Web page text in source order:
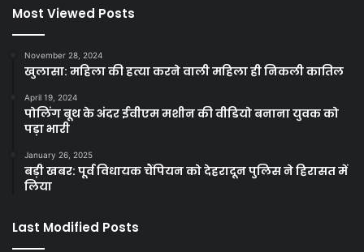
Most Viewed Posts
November 28, 2024
खुलासा: महिला की हत्या करने वाली महिला ही निकली कातिल
April 19, 2024
पोलिंग बूथ के अंदर ईवीएम मशीन की वीडियो बनाना युवक को
पड़ा भारी
January 26, 2025
बड़ी खबर: पूर्व विधायक चैंपियन को देहरादून पुलिस ने हिरासत में
लिया
Last Modified Posts